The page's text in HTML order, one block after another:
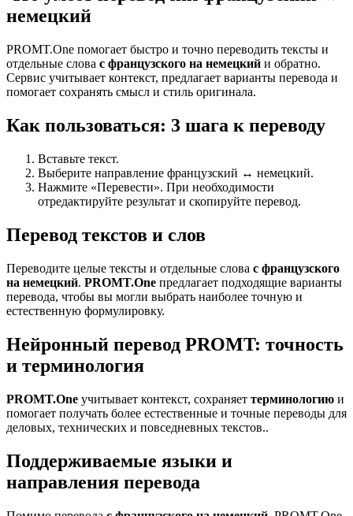
немецкий
PROMT.One помогает быстро и точно переводить тексты и
отдельные слова с французского на немецкий и обратно.
Сервис учитывает контекст, предлагает варианты перевода и
помогает сохранять смысл и стиль оригинала.
Как пользоваться: 3 шага к переводу
Вставьте текст.
Выберите направление французский ↔ немецкий.
Нажмите «Перевести». При необходимости
отредактируйте результат и скопируйте перевод.
Перевод текстов и слов
Переводите целые тексты и отдельные слова с французского
на немецкий. PROMT.One предлагает подходящие варианты
перевода, чтобы вы могли выбрать наиболее точную и
естественную формулировку.
Нейронный перевод PROMT: точность
и терминология
PROMT.One учитывает контекст, сохраняет терминологию и
помогает получать более естественные и точные переводы для
деловых, технических и повседневных текстов..
Поддерживаемые языки и
направления перевода